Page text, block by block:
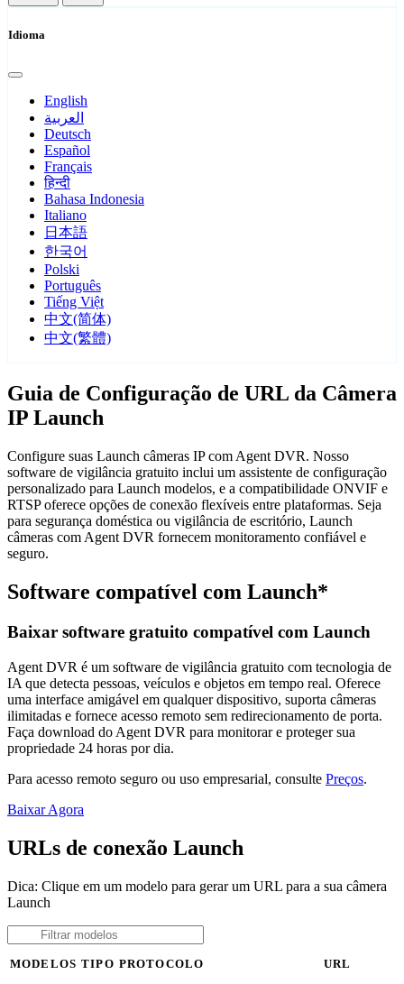
Idioma
English
العربية
Deutsch
Español
Français
हिन्दी
Bahasa Indonesia
Italiano
日本語
한국어
Polski
Português
Tiếng Việt
中文(简体)
中文(繁體)
Guia de Configuração de URL da Câmera
IP Launch
Configure suas Launch câmeras IP com Agent DVR. Nosso
software de vigilância gratuito inclui um assistente de configuração
personalizado para Launch modelos, e a compatibilidade ONVIF e
RTSP oferece opções de conexão flexíveis entre plataformas. Seja
para segurança doméstica ou vigilância de escritório, Launch
câmeras com Agent DVR fornecem monitoramento confiável e
seguro.
Software compatível com Launch*
Baixar software gratuito compatível com Launch
Agent DVR é um software de vigilância gratuito com tecnologia de
IA que detecta pessoas, veículos e objetos em tempo real. Oferece
uma interface amigável em qualquer dispositivo, suporta câmeras
ilimitadas e fornece acesso remoto sem redirecionamento de porta.
Faça download do Agent DVR para monitorar e proteger sua
propriedade 24 horas por dia.
Para acesso remoto seguro ou uso empresarial, consulte Preços.
Baixar Agora
URLs de conexão Launch
Dica: Clique em um modelo para gerar um URL para a sua câmera
Launch
MODELOS TIPO PROTOCOLO URL